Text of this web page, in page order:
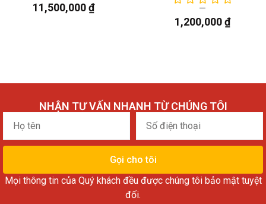
11,500,000₫
1,200,000₫
NHẬN TƯ VẤN NHANH TỪ CHÚNG TÔI
Họ
tên
điện
thoại
Gọi cho tôi
Mọi thông tin của Quý khách đều được chúng tôi bảo mật tuyệt
đối.